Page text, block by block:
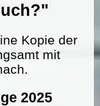
Kopie der
mit
2025